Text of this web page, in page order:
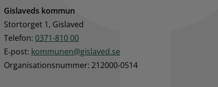
Gislaveds kommun
Stortorget 1, Gislaved
Telefon: 0371-810 00
E‑post: kommunen@gislaved.se
Organisationsnummer: 212000-0514